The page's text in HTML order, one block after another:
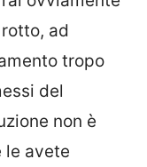
ad
tropo
del
non è
le avete